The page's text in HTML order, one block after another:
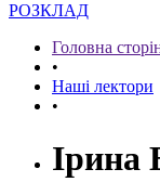
РОЗКЛАД
Головна
•
Наші лектори
•
Ірина